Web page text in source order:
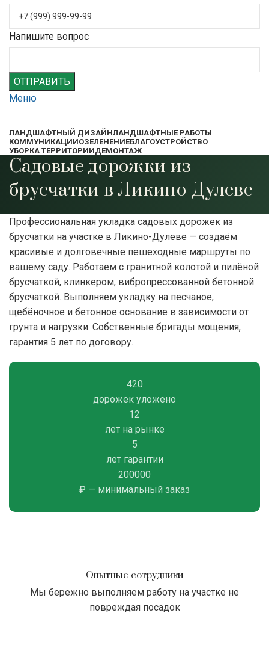
Напишите вопрос
ОТПРАВИТЬ
Меню
ЛАНДШАФТНЫЙ ДИЗАЙНЛАНДШАФТНЫЕ РАБОТЫ
КОММУНИКАЦИИОЗЕЛЕНЕНИЕБЛАГОУСТРОЙСТВО
УБОРКА ТЕРРИТОРИИДЕМОНТАЖ
Садовые дорожки из
брусчатки в Ликино-Дулеве
Профессиональная укладка садовых дорожек из
брусчатки на участке в Ликино-Дулеве — создаём
красивые и долговечные пешеходные маршруты по
вашему саду. Работаем с гранитной колотой и пилёной
брусчаткой, клинкером, вибропрессованной бетонной
брусчаткой. Выполняем укладку на песчаное,
щебёночное и бетонное основание в зависимости от
грунта и нагрузки. Собственные бригады мощения,
гарантия 5 лет по договору.
420
дорожек уложено
12
лет на рынке
5
лет гарантии
200000
₽ — минимальный заказ
Опытные сотрудники
Мы бережно выполняем работу на участке не
повреждая посадок